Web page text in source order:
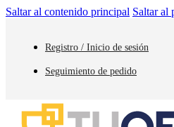
Saltar al contenido principal Saltar al
Registro / Inicio de sesión
Seguimiento de pedido